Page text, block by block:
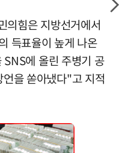
의힘은 지방선거에서
득표율이 높게 나온
에 올린 주병기 공
을 쏟아냈다"고 지적